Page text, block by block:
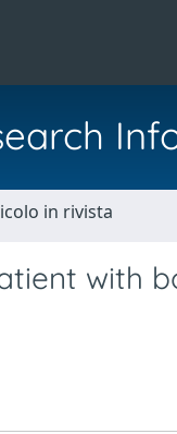
in rivista
with